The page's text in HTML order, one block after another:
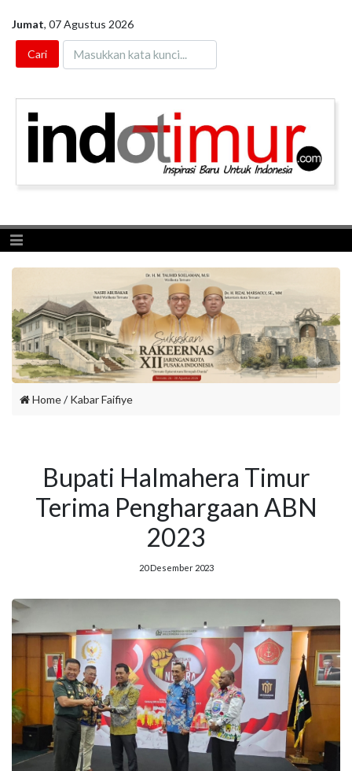
Jumat, 07 Agustus 2026
Toggle navigation
Home/Kabar Faifiye
Bupati Halmahera Timur
Terima Penghargaan ABN
2023
20 Desember 2023